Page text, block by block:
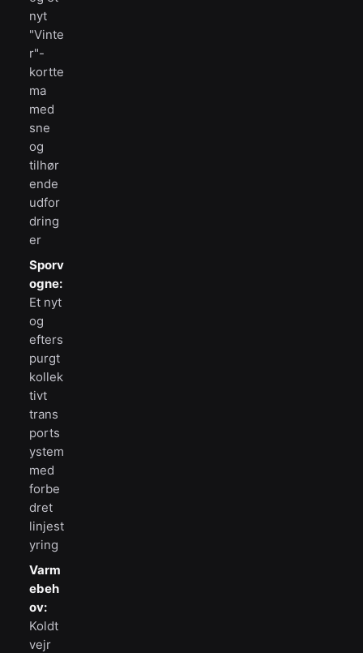
nyt
"Vinte
r"-
kortte
ma
med
sne
og
tilhør
ende
udfor
dring
er
Sporv
ogne:
Et nyt
og
efters
purgt
kollek
tivt
trans
ports
ystem
med
forbe
dret
linjest
yring
Varm
ebeh
ov:
Koldt
vejr